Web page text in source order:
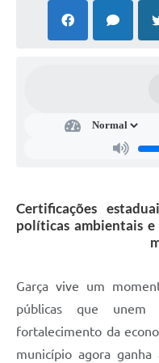
Súmulas Administrativas
Consulta Pública Eletrônica
LDO - 2025
Concursos
Notícias
Nota Fiscal Eletrônica
Certificações
políticas ambientais
Garça vive um
públicas que unem
fortalecimento da
município agora